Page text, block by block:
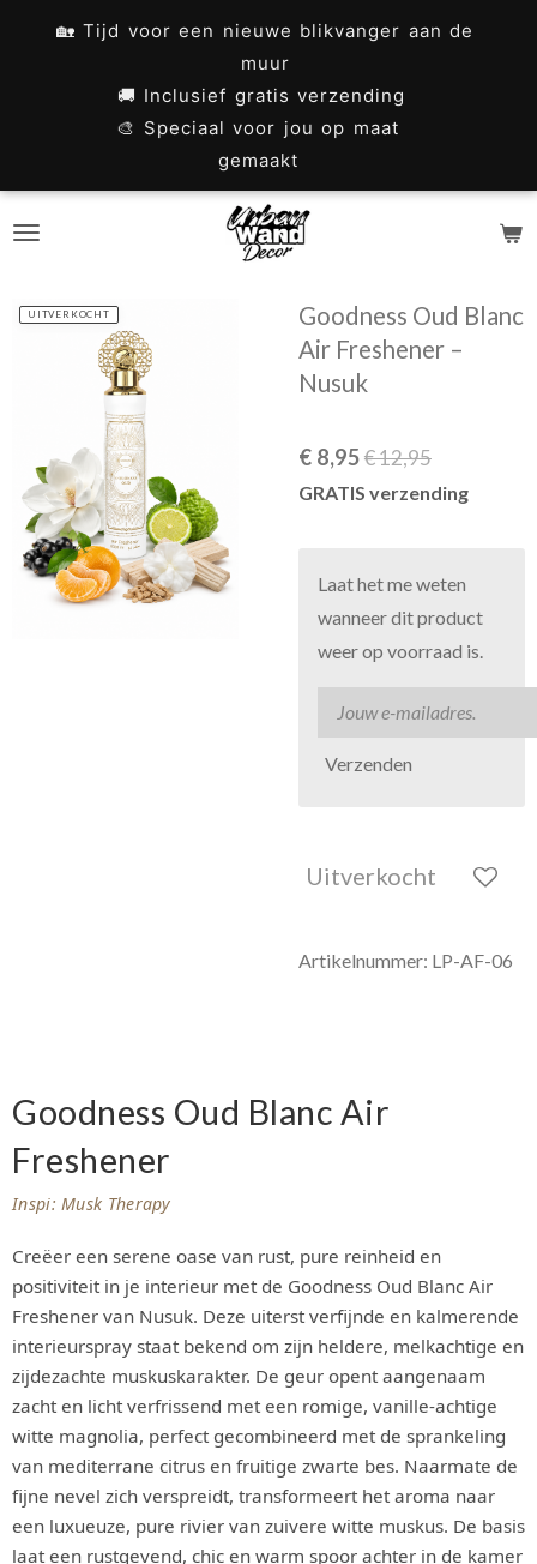
🏡 Tijd voor een nieuwe blikvanger aan de
muur
🚚 Inclusief gratis verzending
🎨 Speciaal voor jou op maat
gemaakt
Goodness Oud Blanc
Air Freshener –
Nusuk
UITVERKOCHT
€ 8,95€ 12,95
GRATIS verzending
Laat het me weten
wanneer dit product
weer op voorraad is.
Verzenden
Uitverkocht
Artikelnummer: LP-AF-06
Goodness Oud Blanc Air
Freshener
Inspi: Musk Therapy
Creëer een serene oase van rust, pure reinheid en
positiviteit in je interieur met de Goodness Oud Blanc Air
Freshener van Nusuk. Deze uiterst verfijnde en kalmerende
interieurspray staat bekend om zijn heldere, melkachtige en
zijdezachte muskuskarakter. De geur opent aangenaam
zacht en licht verfrissend met een romige, vanille-achtige
witte magnolia, perfect gecombineerd met de sprankeling
van mediterrane citrus en fruitige zwarte bes. Naarmate de
fijne nevel zich verspreidt, transformeert het aroma naar
een luxueuze, pure rivier van zuivere witte muskus. De basis
laat een rustgevend, chic en warm spoor achter in de kamer